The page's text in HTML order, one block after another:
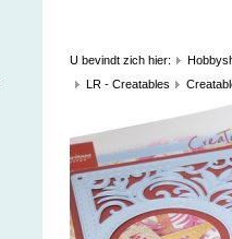
U bevindt zich hier:
LR - Creatables